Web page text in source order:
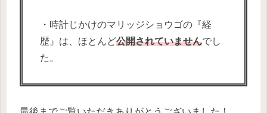
・時計じかけのマリッジショウゴの『経
歴』は、ほとんど公開されていませんでし
た。